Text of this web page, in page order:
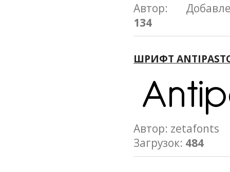
Автор:
134
ШРИФТ
Автор:
Загрузок: 484